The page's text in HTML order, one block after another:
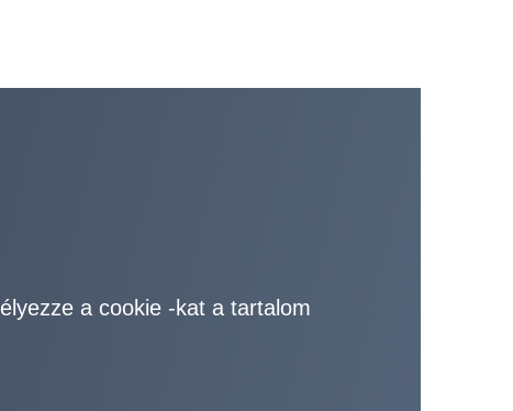
a cookie -kat a tartalom